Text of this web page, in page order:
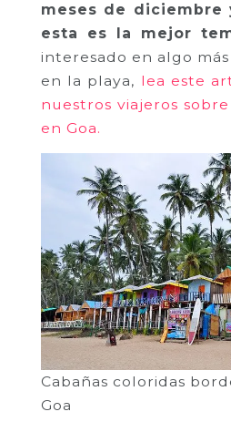
meses de diciembre
esta es la mejor
interesado en algo
en la playa, lea este
nuestros viajeros
en Goa.
Cabañas coloridas
Goa